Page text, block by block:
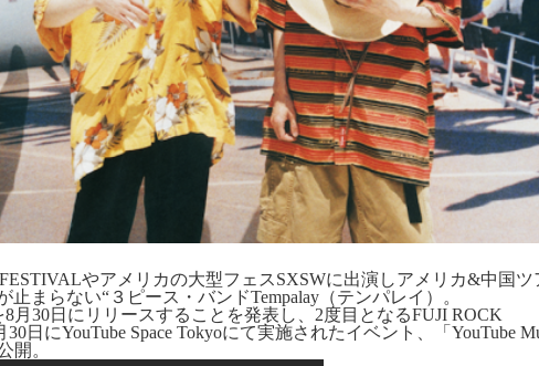
やアメリカの大型フェスSXSWに出演しアメリカ&中国ツ
まらない“３ピース・バンドTempalay（テンパレイ）。
月30日にリリースすることを発表し、2度目となるFUJI ROCK
日にYouTube Space Tokyoにて実施されたイベント、「YouTube
開。